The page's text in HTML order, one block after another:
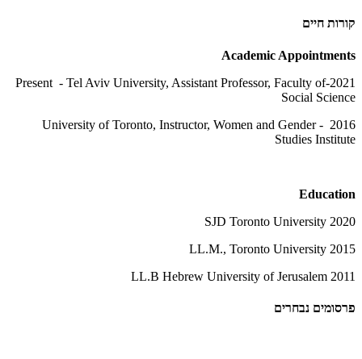
קורות חיים
Academic Appointments
2021-Present - Tel Aviv University, Assistant Professor, Faculty of
Social Science
2016 - University of Toronto, Instructor, Women and Gender
Studies Institute
Education
2020 SJD Toronto University
2015 LL.M., Toronto University
2011 LL.B Hebrew University of Jerusalem
פרסומים נבחרים